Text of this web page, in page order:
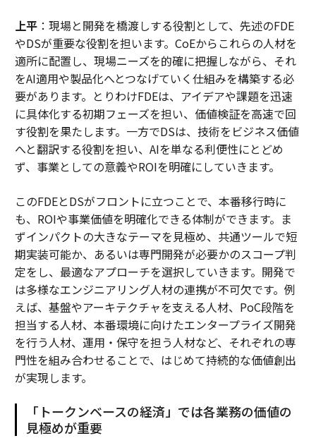
上平：現場と開発を橋渡しする役割として、先述のFDE
やDSが重要な役割を担います。CoEからこれらの人材を
適所に配置し、現場ニーズを的確に把握しながら、それ
をAI適用や製品化へとつなげていく仕組みを構築する必
要があります。とりわけFDEは、アイデアや課題を迅速
に具体化する初期フェーズを担い、価値検証を高速で回
す役割を果たします。一方でDSは、技術をビジネス価値
へと翻訳する役割を担い、AIを単なる利便性にとどめ
ず、事業としての意義やROIを明確にしていきます。
このFDEとDSがフロントに立つことで、本番移行時に
も、ROIや事業価値を明確化できる体制ができます。ま
ずインパクトの大きなテーマを見極め、共通ツールで短
期実装可能か、あるいは専門開発が必要かのスコープ判
定をし、最適なアプローチを選択していきます。開発で
は多様なエンジニアリング人材の連携が不可欠です。例
えば、基盤やアーキテクチャを支える人材、PoC段階を
担当する人材、本番環境に向けたエンタープライズ開発
を行う人材、運用・保守を担う人材など、それぞれの専
門性を組み合わせることで、はじめて持続的な価値創出
が実現します。
「トークンベースの経済」では各業務の価値の
見極めが重要